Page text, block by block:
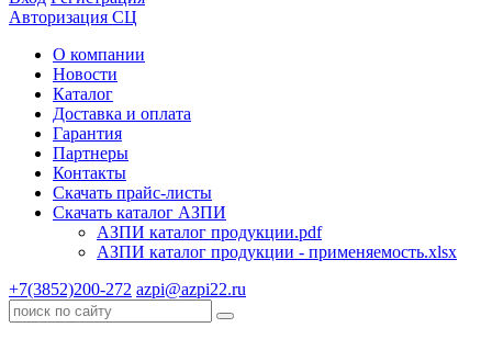
Авторизация СЦ
О компании
Новости
Каталог
Доставка и оплата
Гарантия
Партнеры
Контакты
Скачать прайс-листы
Скачать каталог АЗПИ
АЗПИ каталог продукции.pdf
АЗПИ каталог продукции - применяемость.xlsx
+7(3852)200-272 azpi@azpi22.ru